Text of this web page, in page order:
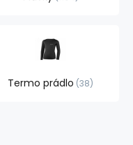
Termo prádlo 38